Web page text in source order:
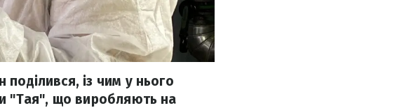
із чим у нього
"Тая", що виробляють на